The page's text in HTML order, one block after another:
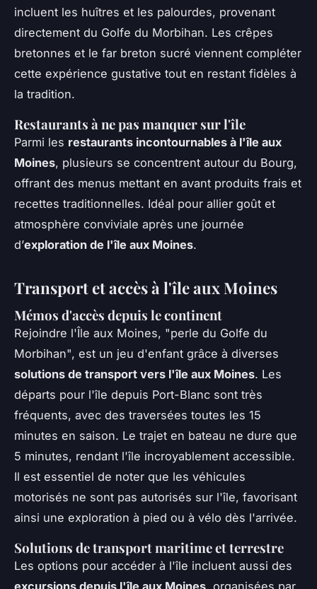
incluent les huîtres et les palourdes, provenant
directement du Golfe du Morbihan. Les crêpes
bretonnes et le far breton sucré viennent compléter
cette expérience gustative tout en restant fidèles à
la tradition.
Restaurants à ne pas manquer sur l'île
Parmi les restaurants incontournables à l'île aux
Moines, plusieurs se concentrent autour du Bourg,
offrant des menus mettant en avant produits frais et
recettes traditionnelles. Idéal pour allier goût et
atmosphère conviviale après une journée
d’exploration de l'île aux Moines.
Transport et accès à l'île aux Moines
Mémos d'accès depuis le continent
Rejoindre l'Île aux Moines, "perle du Golfe du
Morbihan", est un jeu d'enfant grâce à diverses
solutions de transport vers l'île aux Moines. Les
départs pour l'île depuis Port-Blanc sont très
fréquents, avec des traversées toutes les 15
minutes en saison. Le trajet en bateau ne dure que
5 minutes, rendant l'île incroyablement accessible.
Il est essentiel de noter que les véhicules
motorisés ne sont pas autorisés sur l'île, favorisant
ainsi une exploration à pied ou à vélo dès l'arrivée.
Solutions de transport maritime et terrestre
Les options pour accéder à l'île incluent aussi des